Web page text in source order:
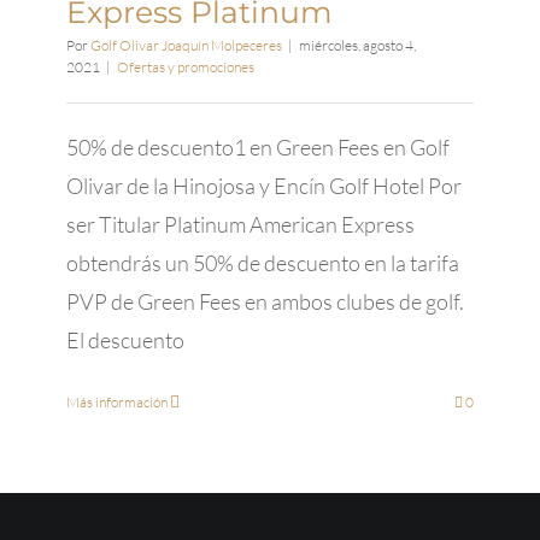
Express Platinum
PorGolf Olivar Joaquín Molpeceres | miércoles, agosto 4,
2021 | Ofertas y promociones
50% de descuento1 en Green Fees en Golf
Olivar de la Hinojosa y Encín Golf Hotel Por
ser Titular Platinum American Express
obtendrás un 50% de descuento en la tarifa
PVP de Green Fees en ambos clubes de golf.
El descuento
Más información 0